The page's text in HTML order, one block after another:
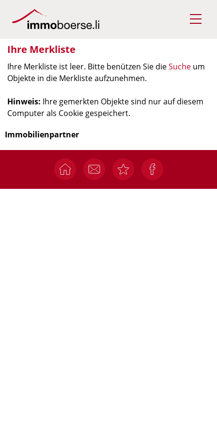
Ihre Merkliste
Ihre Merkliste ist leer. Bitte benützen Sie dieSuche um
Objekte in die Merkliste aufzunehmen.
Hinweis: Ihre gemerkten Objekte sind nur auf diesem
Computer als Cookie gespeichert.
Immobilienpartner